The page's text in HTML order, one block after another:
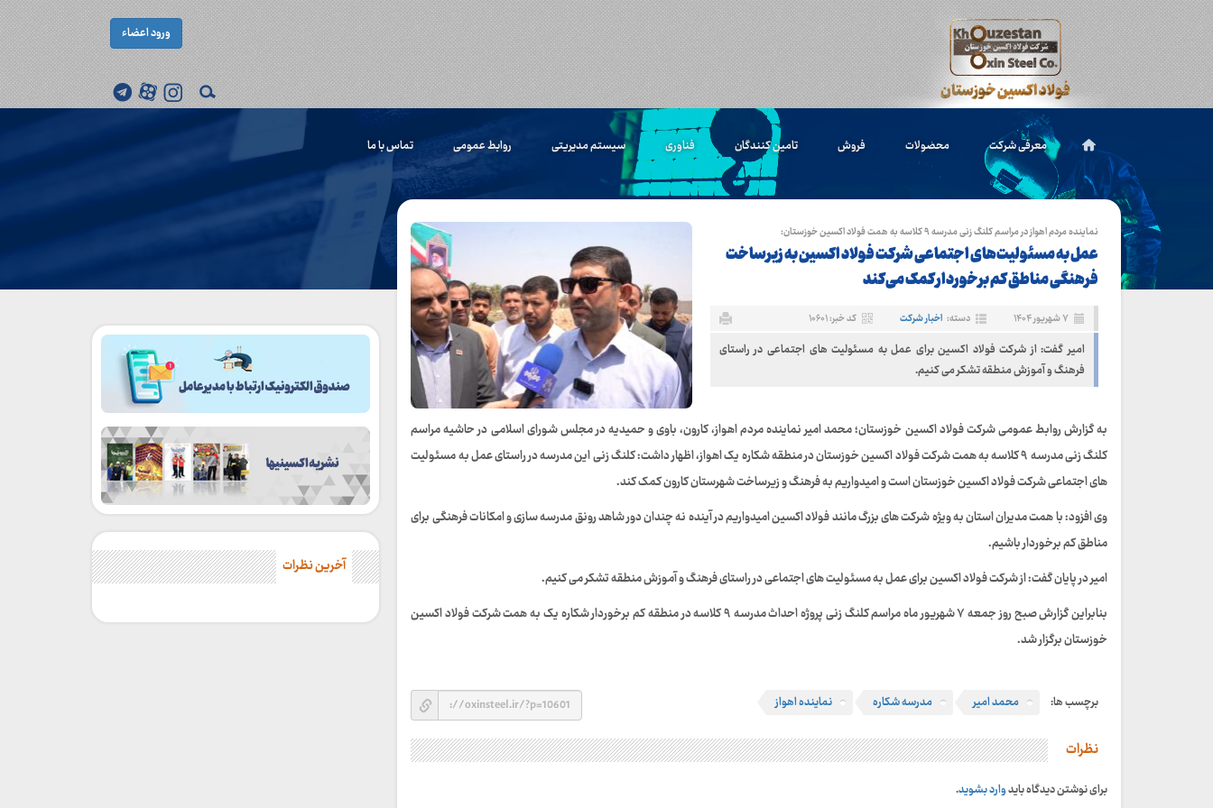
ورود اعضاء
معرفی شرکت محصولات فروش تامین کنندگان فناوری سیستم مدیریتی روابط عمومی تماس با ما
نماینده مردم اهواز در مراسم کلنگ زنی مدرسه ۹ کلاسه به همت فولاد اکسین خوزستان:
عمل به مسئولیت‌های اجتماعی شرکت فولاد اکسین به زیرساخت
فرهنگی مناطق کم برخوردار کمک می‌کند
۷ شهریور ۱۴۰۴ دسته: اخبار شرکت کد خبر: ۱۰۶۰۱
امیر گفت: از شرکت فولاد اکسین برای عمل به مسئولیت های اجتماعی در راستای
فرهنگ و آموزش منطقه تشکر می کنیم.
به گزارش روابط عمومی شرکت فولاد اکسین خوزستان؛ محمد امیر نماینده مردم اهواز، کارون، باوی و حمیدیه در مجلس شورای اسلامی در حاشیه مراسم
کلنگ زنی مدرسه ۹ کلاسه به همت شرکت فولاد اکسین خوزستان در منطقه شکاره یک اهواز، اظهار داشت: کلنگ زنی این مدرسه در راستای عمل به مسئولیت
های اجتماعی شرکت فولاد اکسین خوزستان است و امیدواریم به فرهنگ و زیرساخت شهرستان کارون کمک کند.
وی افزود: با همت مدیران استان به ویژه شرکت های بزرگ مانند فولاد اکسین امیدواریم در آینده نه چندان دور شاهد رونق مدرسه سازی و امکانات فرهنگی برای
مناطق کم برخوردار باشیم.
امیر در پایان گفت: از شرکت فولاد اکسین برای عمل به مسئولیت های اجتماعی در راستای فرهنگ و آموزش منطقه تشکر می کنیم.
بنابراین گزارش صبح روز جمعه ۷ شهریور ماه مراسم کلنگ زنی پروژه احداث مدرسه ۹ کلاسه در منطقه کم برخوردار شکاره یک به همت شرکت فولاد اکسین
خوزستان برگزار شد.
برچسب ها: محمد امیر مدرسه شکاره نماینده اهواز
نظرات
برای نوشتن دیدگاه بایدوارد بشوید.
آخرین نظرات